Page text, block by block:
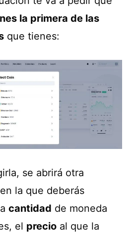
la primera de las
que tienes:
se abrirá otra
la que deberás
cantidad de moneda
el precio al que la